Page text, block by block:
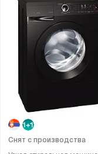
Снят с производства